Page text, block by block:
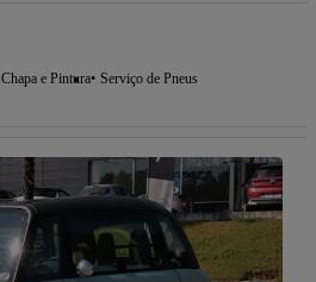
Chapa e Pintura Serviço de Pneus